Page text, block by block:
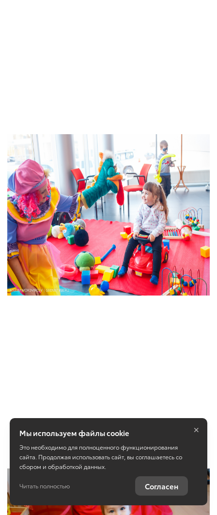
Мы используем файлы cookie
Это необходимо для полноценного функционирования
сайта. Продолжая использовать сайт, вы соглашаетесь со
сбором и обработкой данных.
Читать полностью Согласен
×